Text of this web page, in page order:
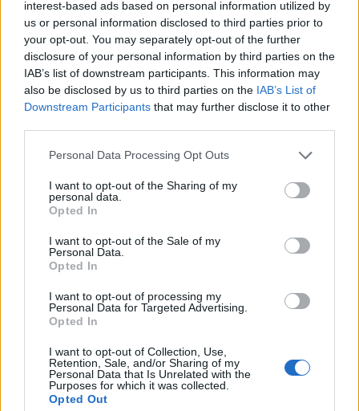
interest-based ads based on personal information utilized by
us or personal information disclosed to third parties prior to
your opt-out. You may separately opt-out of the further
disclosure of your personal information by third parties on the
IAB’s list of downstream participants. This information may
also be disclosed by us to third parties on the IAB’s List of
Downstream Participants that may further disclose it to other
Please note that this website/app uses one or more Google
not limited to your visit or usage behaviour. You may click to
grant or deny consent to Google and its third-party tags to
use your data for below specified purposes in below Google
consent section.
Personal Data Processing Opt Outs
I want to opt-out of the Sharing of my
personal data.
Opted In
I want to opt-out of the Sale of my
Personal Data.
Opted In
I want to opt-out of processing my
Personal Data for Targeted Advertising.
Opted In
I want to opt-out of Collection, Use,
Retention, Sale, and/or Sharing of my
Personal Data that Is Unrelated with the
Purposes for which it was collected.
Opted Out
Κατερίνα Καινούργιου: Η νέα φωτογραφία της